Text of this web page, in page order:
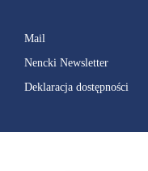
Mail
Nencki Newsletter
Deklaracja dostępności